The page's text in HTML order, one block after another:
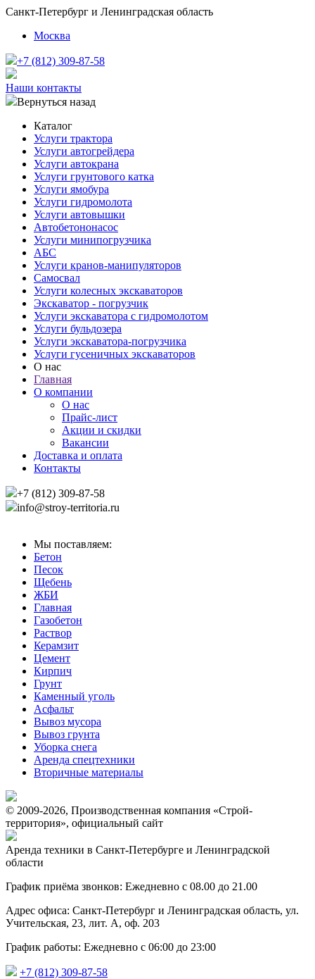
Санкт-Петербург и Ленинградская область
Москва
+7 (812) 309-87-58
Наши контакты
Вернуться назад
Каталог
Услуги трактора
Услуги автогрейдера
Услуги автокрана
Услуги грунтового катка
Услуги ямобура
Услуги гидромолота
Услуги автовышки
Автобетононасос
Услуги минипогрузчика
АБС
Услуги кранов-манипуляторов
Самосвал
Услуги колесных экскаваторов
Экскаватор - погрузчик
Услуги экскаватора с гидромолотом
Услуги бульдозера
Услуги экскаватора-погрузчика
Услуги гусеничных экскаваторов
О нас
Главная
О компании
О нас
Прайс-лист
Акции и скидки
Вакансии
Доставка и оплата
Контакты
+7 (812) 309-87-58
info@stroy-territoria.ru
Мы поставляем:
Бетон
Песок
Щебень
ЖБИ
Главная
Газобетон
Раствор
Керамзит
Цемент
Кирпич
Грунт
Каменный уголь
Асфальт
Вывоз мусора
Вывоз грунта
Уборка снега
Аренда спецтехники
Вторичные материалы
© 2009-2026, Производственная компания «Строй-
территория», официальный сайт
Аренда техники в Санкт-Петербурге и Ленинградской
области
График приёма звонков: Ежедневно с 08.00 до 21.00
Адрес офиса: Санкт-Петербург и Ленинградская область, ул.
Учительская, 23, лит. А, оф. 203
График работы: Ежедневно с 06:00 до 23:00
+7 (812) 309-87-58